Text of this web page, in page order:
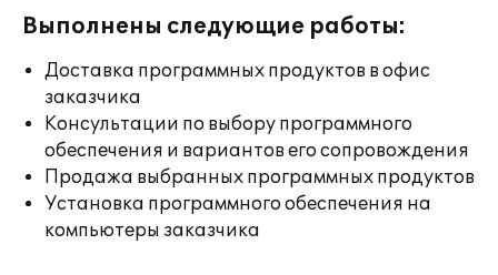
Выполнены следующие работы:
Доставка программных продуктов в офис
заказчика
Консультации по выбору программного
обеспечения и вариантов его сопровождения
Продажа выбранных программных продуктов
Установка программного обеспечения на
компьютеры заказчика